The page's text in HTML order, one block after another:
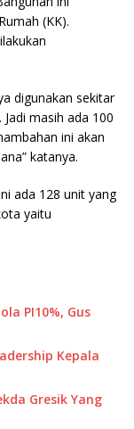
(KK).
digunakan sekitar
masih ada 100
ini akan
katanya.
ada 128 unit yang
yaitu
PI10%, Gus
Kepala
Gresik Yang